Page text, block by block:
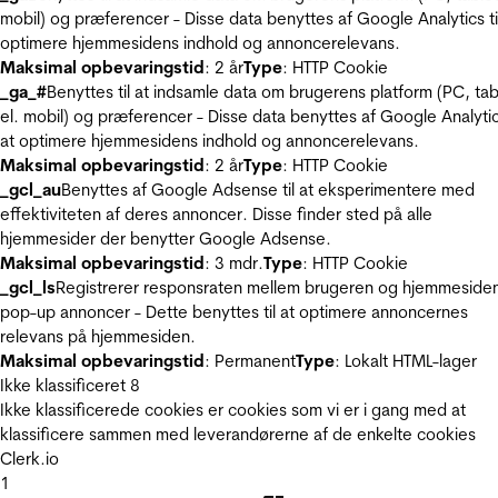
mobil) og præferencer - Disse data benyttes af Google Analytics
optimere hjemmesidens indhold og annoncerelevans.
Maksimal opbevaringstid: 2 årType: HTTP Cookie
_ga_#Benyttes til at indsamle data om brugerens platform (PC,
el. mobil) og præferencer - Disse data benyttes af Google
at optimere hjemmesidens indhold og annoncerelevans.
Maksimal opbevaringstid: 2 årType: HTTP Cookie
_gcl_auBenyttes af Google Adsense til at eksperimentere med
effektiviteten af deres annoncer. Disse finder sted på alle
hjemmesider der benytter Google Adsense.
Maksimal opbevaringstid: 3 mdr.Type: HTTP Cookie
_gcl_lsRegistrerer responsraten mellem brugeren og
pop-up annoncer - Dette benyttes til at optimere annoncernes
relevans på hjemmesiden.
Maksimal opbevaringstid: PermanentType: Lokalt HTML-lager
Ikke klassificeret 8
Ikke klassificerede cookies er cookies som vi er i gang med at
klassificere sammen med leverandørerne af de enkelte cookies
Clerk.io
1